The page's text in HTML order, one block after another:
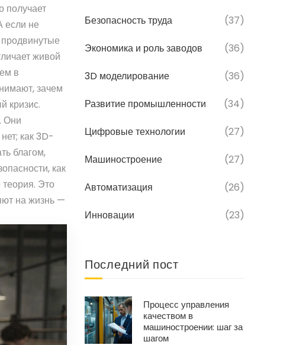
получает
если не
живой
в
зачем
кризис.
Они
как 3D-
благом,
как
Это
на жизнь —
Безопасность труда (37)
Экономика и роль заводов (36)
3D моделирование (36)
Развитие промышленности (34)
Цифровые технологии (27)
Машиностроение (27)
Автоматизация (26)
Инновации (23)
Последний пост
Процесс управления
качеством в
машиностроении: шаг за
шагом